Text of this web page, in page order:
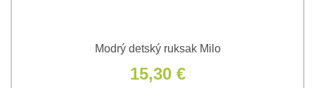
Modrý detský ruksak Milo
15,30 €